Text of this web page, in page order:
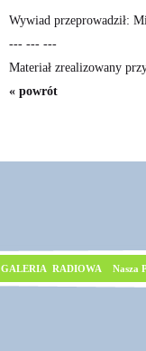
Wywiad przeprowadził:
--- --- ---
Materiał zrealizowany
« powrót
GALERIA RADIOWA Nasza